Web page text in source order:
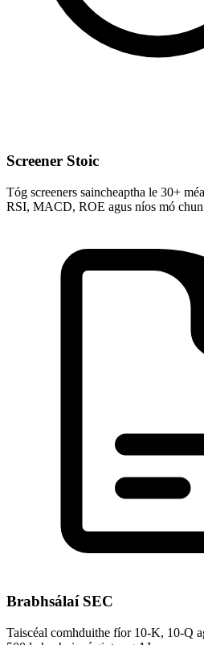
Screener Stoic
Tóg screeners saincheaptha le 30+
RSI, MACD, ROE agus níos mó chun
Brabhsálaí SEC
Taiscéal comhduithe fíor 10-K, 10-Q